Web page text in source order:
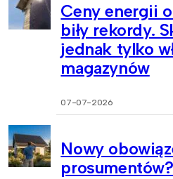
Ceny energii
biły rekordy.
jednak tylko
magazynów
07-07-2026
Nowy